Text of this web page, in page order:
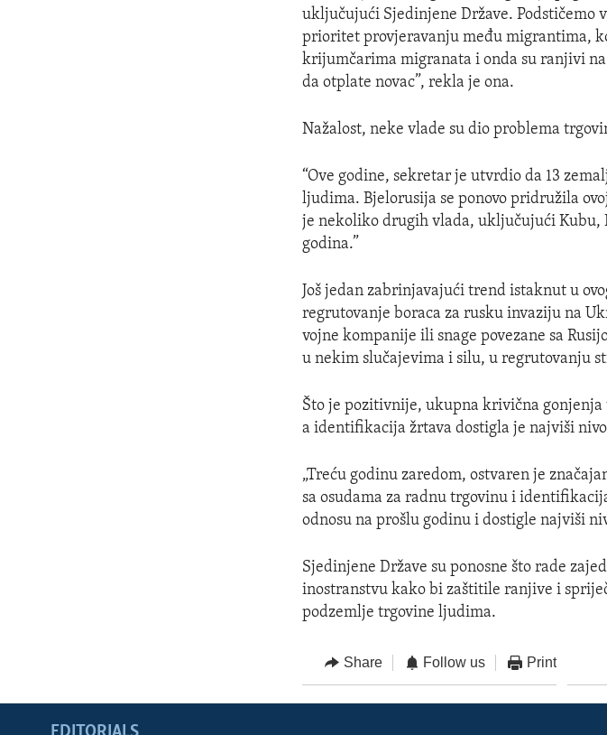
uključujući Sjedinjene Države. Podstičemo
prioritet provjeravanju među migrantima,
krijumčarima migranata i onda su ranjivi
da otplate novac”, rekla je ona.
Nažalost, neke vlade su dio problema
“Ove godine, sekretar je utvrdio da 13
ljudima. Bjelorusija se ponovo pridružila
je nekoliko drugih vlada, uključujući Kubu,
godina.”
Još jedan zabrinjavajući trend istaknut u
regrutovanje boraca za rusku invaziju na
vojne kompanije ili snage povezane sa
u nekim slučajevima i silu, u regrutovanju
Što je pozitivnije, ukupna krivična
a identifikacija žrtava dostigla je najviši
„Treću godinu zaredom, ostvaren je
sa osudama za radnu trgovinu i
odnosu na prošlu godinu i dostigle najviši
Sjedinjene Države su ponosne što rade
inostranstvu kako bi zaštitile ranjive i
podzemlje trgovine ljudima.
Share Follow us Print